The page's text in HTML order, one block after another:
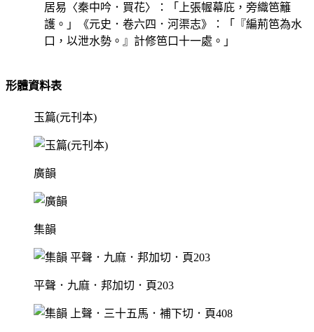
居易〈秦中吟．買花〉：「上張幄幕庇，旁織笆籬
護。」《元史．卷六四．河渠志》：「『編荊笆為水
口，以泄水勢。』計修笆口十一處。」
形體資料表
玉篇(元刊本)
廣韻
集韻
平聲．九麻．邦加切．頁203